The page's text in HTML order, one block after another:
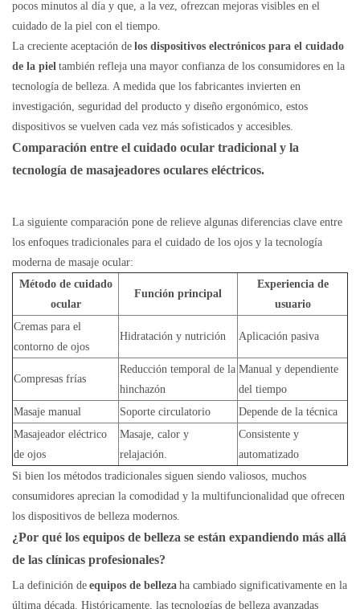
pocos minutos al día y que, a la vez, ofrezcan mejoras visibles en el
cuidado de la piel con el tiempo.
La creciente aceptación de los dispositivos electrónicos para el cuidado
de la piel también refleja una mayor confianza de los consumidores en la
tecnología de belleza. A medida que los fabricantes invierten en
investigación, seguridad del producto y diseño ergonómico, estos
dispositivos se vuelven cada vez más sofisticados y accesibles.
Comparación entre el cuidado ocular tradicional y la
tecnología de masajeadores oculares eléctricos.
La siguiente comparación pone de relieve algunas diferencias clave entre
los enfoques tradicionales para el cuidado de los ojos y la tecnología
moderna de masaje ocular:
Método de cuidado
ocular
Función principal
Experiencia de
usuario
Cremas para el
contorno de ojos
Hidratación y nutrición Aplicación pasiva
Compresas frías
Reducción temporal de la
hinchazón
Manual y dependiente
del tiempo
Masaje manual
Soporte circulatorio
Depende de la técnica
Masajeador eléctrico
de ojos
Masaje, calor y
relajación.
Consistente y
automatizado
Si bien los métodos tradicionales siguen siendo valiosos, muchos
consumidores aprecian la comodidad y la multifuncionalidad que ofrecen
los dispositivos de belleza modernos.
¿Por qué los equipos de belleza se están expandiendo más allá
de las clínicas profesionales?
La definición de equipos de belleza ha cambiado significativamente en la
última década. Históricamente, las tecnologías de belleza avanzadas